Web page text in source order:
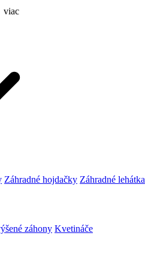
viac
Záhradné hojdačky Záhradné lehátka
záhony Kvetináče